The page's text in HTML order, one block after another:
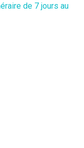
de 7 jours au